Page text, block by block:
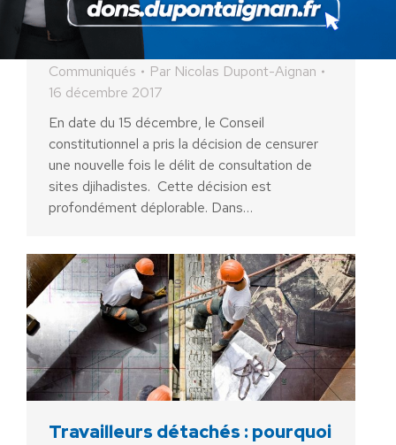
décision du Conseil
constitutionnel
Communiqués Par Nicolas Dupont-Aignan
16 décembre 2017
En date du 15 décembre, le Conseil
constitutionnel a pris la décision de censurer
une nouvelle fois le délit de consultation de
sites djihadistes. Cette décision est
profondément déplorable. Dans…
Travailleurs détachés : pourquoi